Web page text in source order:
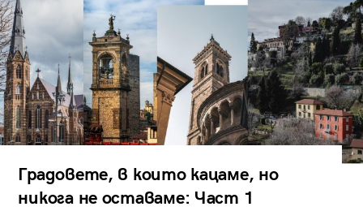
Градовете, в които кацаме, но
никога не оставаме: Част 1